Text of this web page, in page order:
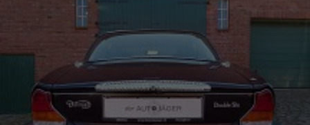
KONTAKT
ENGLISH
0 1515 / 466 66 80